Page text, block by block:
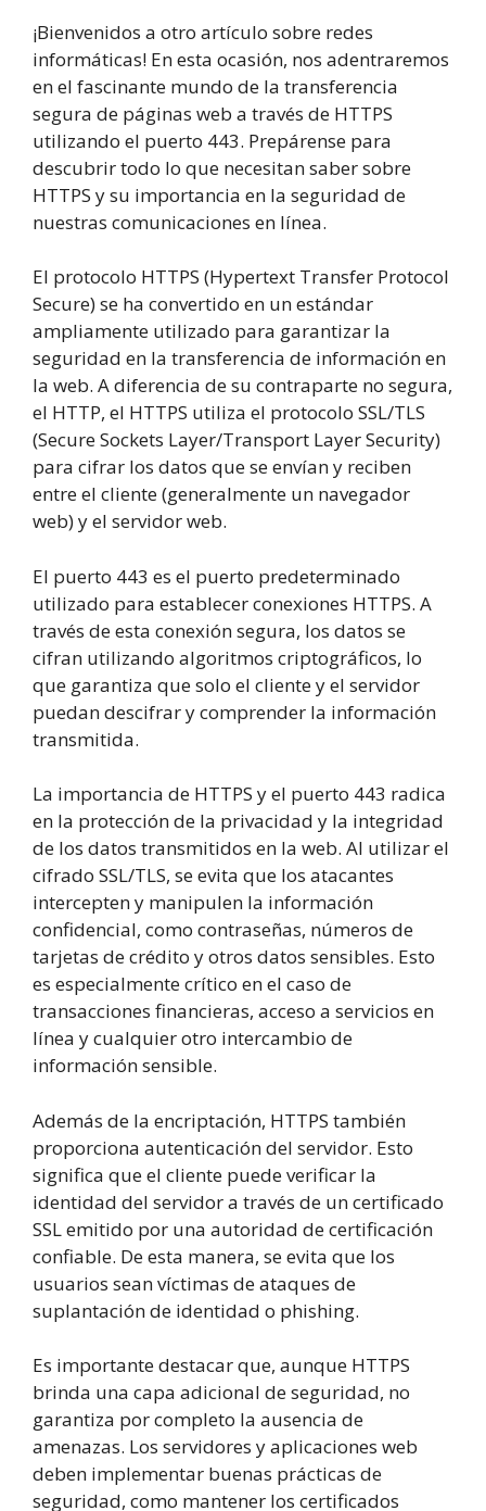
¡Bienvenidos a otro artículo sobre redes
informáticas! En esta ocasión, nos adentraremos
en el fascinante mundo de la transferencia
segura de páginas web a través de HTTPS
utilizando el puerto 443. Prepárense para
descubrir todo lo que necesitan saber sobre
HTTPS y su importancia en la seguridad de
nuestras comunicaciones en línea.
El protocolo HTTPS (Hypertext Transfer Protocol
Secure) se ha convertido en un estándar
ampliamente utilizado para garantizar la
seguridad en la transferencia de información en
la web. A diferencia de su contraparte no segura,
el HTTP, el HTTPS utiliza el protocolo SSL/TLS
(Secure Sockets Layer/Transport Layer Security)
para cifrar los datos que se envían y reciben
entre el cliente (generalmente un navegador
web) y el servidor web.
El puerto 443 es el puerto predeterminado
utilizado para establecer conexiones HTTPS. A
través de esta conexión segura, los datos se
cifran utilizando algoritmos criptográficos, lo
que garantiza que solo el cliente y el servidor
puedan descifrar y comprender la información
transmitida.
La importancia de HTTPS y el puerto 443 radica
en la protección de la privacidad y la integridad
de los datos transmitidos en la web. Al utilizar el
cifrado SSL/TLS, se evita que los atacantes
intercepten y manipulen la información
confidencial, como contraseñas, números de
tarjetas de crédito y otros datos sensibles. Esto
es especialmente crítico en el caso de
transacciones financieras, acceso a servicios en
línea y cualquier otro intercambio de
información sensible.
Además de la encriptación, HTTPS también
proporciona autenticación del servidor. Esto
significa que el cliente puede verificar la
identidad del servidor a través de un certificado
SSL emitido por una autoridad de certificación
confiable. De esta manera, se evita que los
usuarios sean víctimas de ataques de
suplantación de identidad o phishing.
Es importante destacar que, aunque HTTPS
brinda una capa adicional de seguridad, no
garantiza por completo la ausencia de
amenazas. Los servidores y aplicaciones web
deben implementar buenas prácticas de
seguridad, como mantener los certificados